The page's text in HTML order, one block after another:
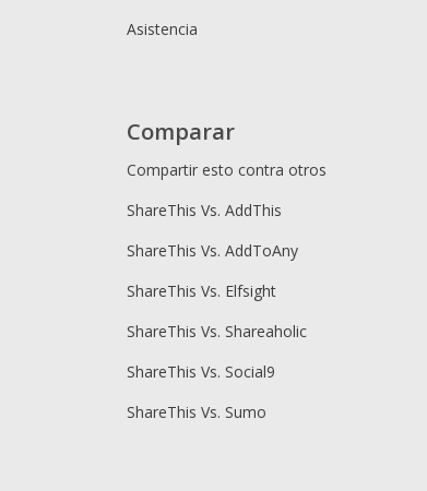
Asistencia
Comparar
Compartir esto contra otros
ShareThis Vs. AddThis
ShareThis Vs. AddToAny
ShareThis Vs. Elfsight
ShareThis Vs. Shareaholic
ShareThis Vs. Social9
ShareThis Vs. Sumo